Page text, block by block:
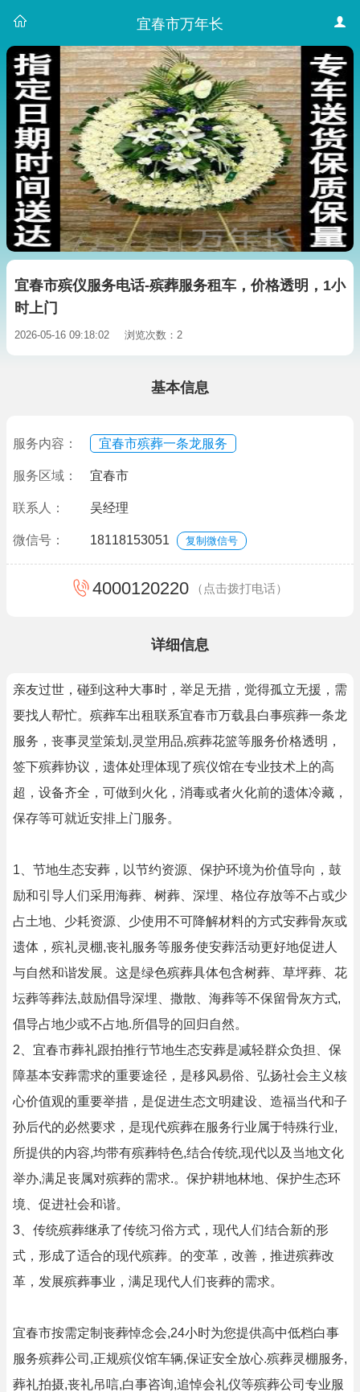
宜春市万年长
宜春市殡仪服务电话-殡葬服务租车，价格透明，1小
时上门
2026-05-16 09:18:02 浏览次数：2
基本信息
服务内容： 宜春市殡葬一条龙服务
服务区域： 宜春市
联系人： 吴经理
微信号： 18118153051 复制微信号
4000120220 （点击拨打电话）
详细信息
亲友过世，碰到这种大事时，举足无措，觉得孤立无援，需
要找人帮忙。殡葬车出租联系宜春市万载县白事殡葬一条龙
服务，丧事灵堂策划,灵堂用品,殡葬花篮等服务价格透明，
签下殡葬协议，遗体处理体现了殡仪馆在专业技术上的高
超，设备齐全，可做到火化，消毒或者火化前的遗体冷藏，
保存等可就近安排上门服务。
1、节地生态安葬，以节约资源、保护环境为价值导向，鼓
励和引导人们采用海葬、树葬、深埋、格位存放等不占或少
占土地、少耗资源、少使用不可降解材料的方式安葬骨灰或
遗体，殡礼灵棚,丧礼服务等服务使安葬活动更好地促进人
与自然和谐发展。这是绿色殡葬具体包含树葬、草坪葬、花
坛葬等葬法,鼓励倡导深埋、撒散、海葬等不保留骨灰方式,
倡导占地少或不占地.所倡导的回归自然。
2、宜春市葬礼跟拍推行节地生态安葬是减轻群众负担、保
障基本安葬需求的重要途径，是移风易俗、弘扬社会主义核
心价值观的重要举措，是促进生态文明建设、造福当代和子
孙后代的必然要求，是现代殡葬在服务行业属于特殊行业,
所提供的内容,均带有殡葬特色,结合传统,现代以及当地文化
举办,满足丧属对殡葬的需求.。保护耕地林地、保护生态环
境、促进社会和谐。
3、传统殡葬继承了传统习俗方式，现代人们结合新的形
式，形成了适合的现代殡葬。的变革，改善，推进殡葬改
革，发展殡葬事业，满足现代人们丧葬的需求。
宜春市按需定制丧葬悼念会,24小时为您提供高中低档白事
服务殡葬公司,正规殡仪馆车辆,保证安全放心.殡葬灵棚服务,
葬礼拍摄,丧礼吊唁,白事咨询,追悼会礼仪等殡葬公司专业服